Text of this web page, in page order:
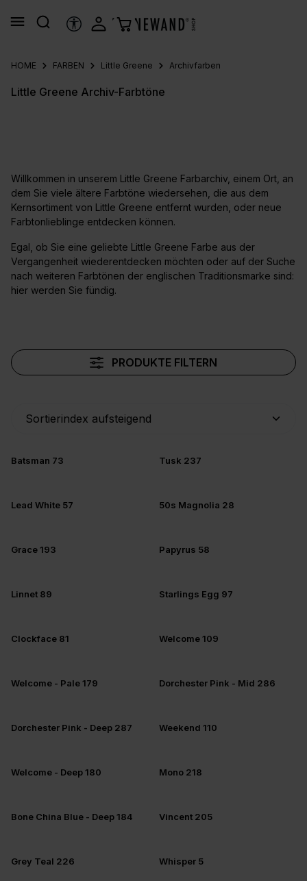
springen
HILFSTOOLS
HOME FARBEN Little Greene Archivfarben
Little Greene Archiv-Farbtöne
Willkommen in unserem Little Greene Farbarchiv, einem Ort, an
dem Sie viele ältere Farbtöne wiedersehen, die aus dem
Kernsortiment von Little Greene entfernt wurden, oder neue
Farbtonlieblinge entdecken können.
Egal, ob Sie eine geliebte Little Greene Farbe aus der
Vergangenheit wiederentdecken möchten oder auf der Suche
nach weiteren Farbtönen der englischen Traditionsmarke sind:
hier werden Sie fündig.
PRODUKTE FILTERN
Batsman 73 Tusk 237
Lead White 57 50s Magnolia 28
Grace 193 Papyrus 58
Linnet 89 Starlings Egg 97
Clockface 81 Welcome 109
Welcome - Pale 179 Dorchester Pink - Mid 286
Dorchester Pink - Deep 287 Weekend 110
Welcome - Deep 180 Mono 218
Bone China Blue - Deep 184 Vincent 205
Grey Teal 226 Whisper 5